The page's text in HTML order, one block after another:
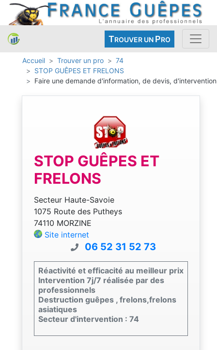
TROUVER UN PRO
Accueil Trouver un pro
74
STOP GUÊPES ET FRELONS
Faire une demande d'information, de devis, d'intervention
STOP GUÊPES ET
FRELONS
Secteur Haute-Savoie
1075 Route des Putheys
74110 MORZINE
Site internet
06 52 31 52 73
Réactivité et efficacité au meilleur prix
Intervention 7j/7 réalisée par des
professionnels
Destruction guêpes , frelons,frelons
asiatiques
Secteur d'intervention : 74